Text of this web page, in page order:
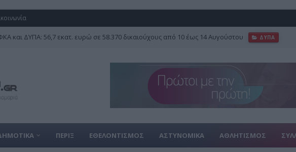
και ΔΥΠΑ: 56,7 εκατ. ευρώ σε 58.370 δικαιούχους από 10 έως 14 Αυγούστου ΔΥΠΑ
ΠΕΡΙΞ ΕΘΕΛΟΝΤΙΣΜΟΣ ΑΣΤΥΝΟΜΙΚΑ ΑΘΛΗΤΙΣΜΟΣ